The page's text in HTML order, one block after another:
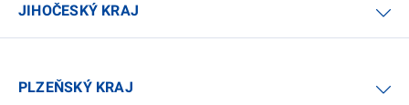
JIHOČESKÝ KRAJ
PLZEŇSKÝ KRAJ